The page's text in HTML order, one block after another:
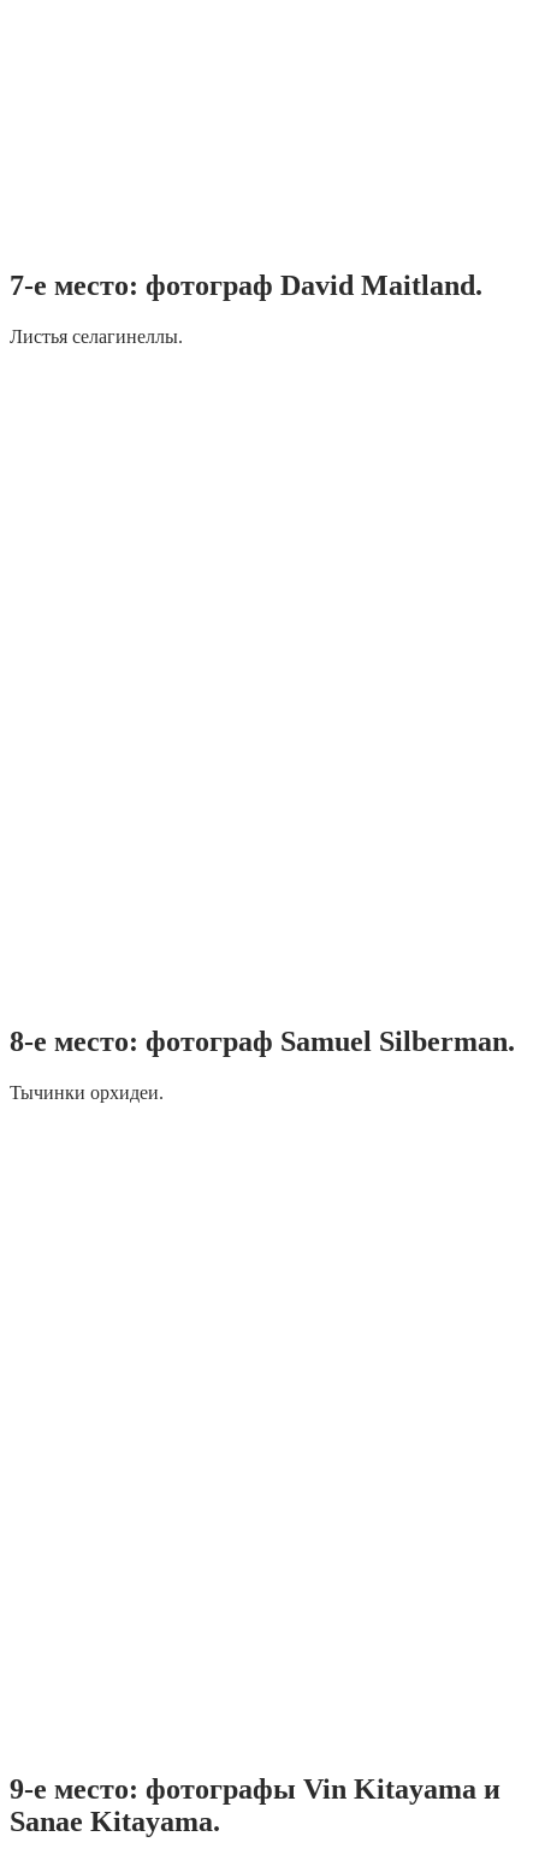
7-е место: фотограф David Maitland.
Листья селагинеллы.
8-е место: фотограф Samuel Silberman.
Тычинки орхидеи.
9-е место: фотографы Vin Kitayama и
Sanae Kitayama.